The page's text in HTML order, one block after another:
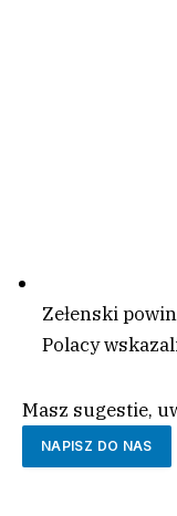
Zełenski
Polacy
Masz sugestie,
NAPISZ DO NAS